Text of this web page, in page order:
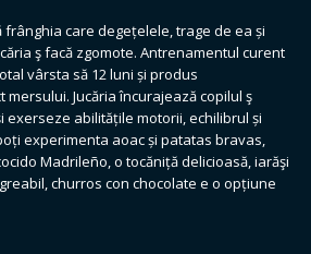
care degețelele, trage de ea și
ş facă zgomote. Antrenamentul curent
vârsta să 12 luni și produs
Jucăria încurajează copilul ş
exerseze abilitățile motorii, echilibrul și
experimenta aoac și patatas bravas,
Madrileño, o tocăniță delicioasă, iarăşi
churros con chocolate e o opțiune